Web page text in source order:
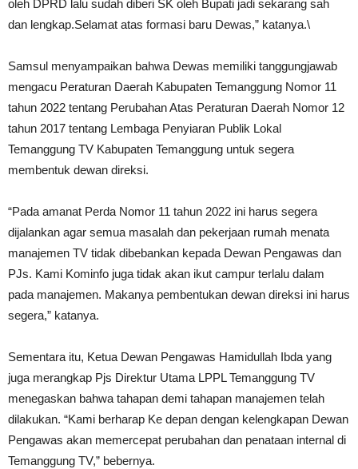
oleh DPRD lalu sudah diberi SK oleh Bupati jadi sekarang sah
dan lengkap.Selamat atas formasi baru Dewas,” katanya.\
Samsul menyampaikan bahwa Dewas memiliki tanggungjawab
mengacu Peraturan Daerah Kabupaten Temanggung Nomor 11
tahun 2022 tentang Perubahan Atas Peraturan Daerah Nomor 12
tahun 2017 tentang Lembaga Penyiaran Publik Lokal
Temanggung TV Kabupaten Temanggung untuk segera
membentuk dewan direksi.
“Pada amanat Perda Nomor 11 tahun 2022 ini harus segera
dijalankan agar semua masalah dan pekerjaan rumah menata
manajemen TV tidak dibebankan kepada Dewan Pengawas dan
PJs. Kami Kominfo juga tidak akan ikut campur terlalu dalam
pada manajemen. Makanya pembentukan dewan direksi ini harus
segera,” katanya.
Sementara itu, Ketua Dewan Pengawas Hamidullah Ibda yang
juga merangkap Pjs Direktur Utama LPPL Temanggung TV
menegaskan bahwa tahapan demi tahapan manajemen telah
dilakukan. “Kami berharap Ke depan dengan kelengkapan Dewan
Pengawas akan memercepat perubahan dan penataan internal di
Temanggung TV,” bebernya.